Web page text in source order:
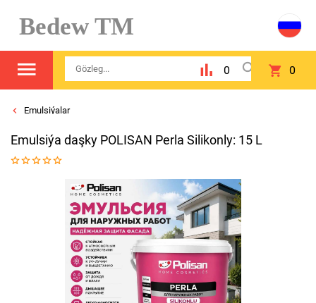
Bedew TM
0 0
Emulsiýalar
Emulsiýa daşky POLISAN Perla Silikonly: 15 L